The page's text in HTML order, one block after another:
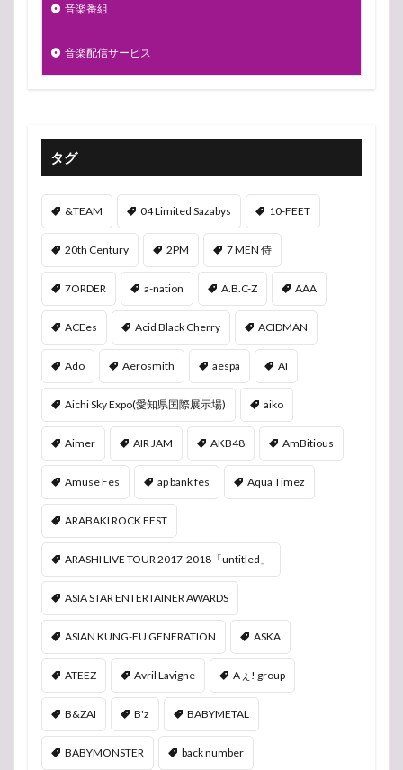
音楽番組
音楽配信サービス
タグ
&TEAM 04 Limited Sazabys 10-FEET
20th Century 2PM 7 MEN 侍
7ORDER a-nation A.B.C-Z AAA
ACEes Acid Black Cherry ACIDMAN
Ado Aerosmith aespa AI
Aichi Sky Expo(愛知県国際展示場) aiko
Aimer AIR JAM AKB48 AmBitious
Amuse Fes ap bank fes Aqua Timez
ARABAKI ROCK FEST
ARASHI LIVE TOUR 2017-2018「untitled」
ASIA STAR ENTERTAINER AWARDS
ASIAN KUNG-FU GENERATION ASKA
ATEEZ Avril Lavigne Aぇ! group
B&ZAI B'z BABYMETAL
BABYMONSTER back number